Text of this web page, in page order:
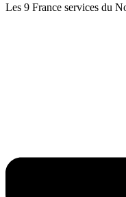
Les 9 France services du